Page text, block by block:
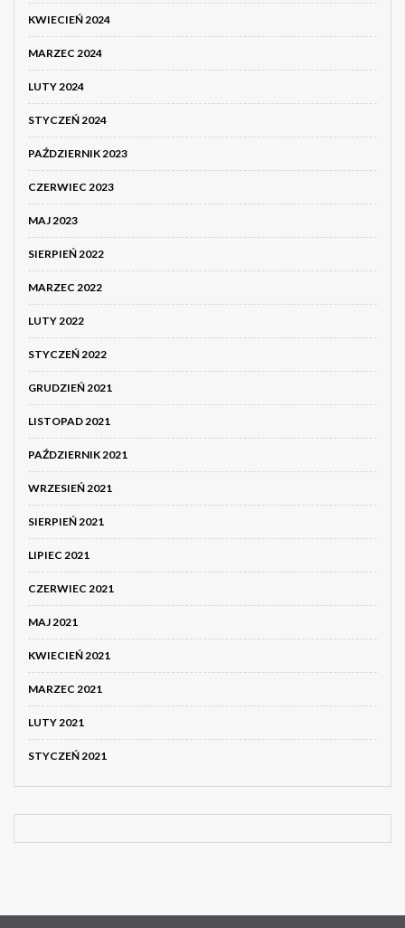
KWIECIEŃ 2024
MARZEC 2024
LUTY 2024
STYCZEŃ 2024
PAŹDZIERNIK 2023
CZERWIEC 2023
MAJ 2023
SIERPIEŃ 2022
MARZEC 2022
LUTY 2022
STYCZEŃ 2022
GRUDZIEŃ 2021
LISTOPAD 2021
PAŹDZIERNIK 2021
WRZESIEŃ 2021
SIERPIEŃ 2021
LIPIEC 2021
CZERWIEC 2021
MAJ 2021
KWIECIEŃ 2021
MARZEC 2021
LUTY 2021
STYCZEŃ 2021